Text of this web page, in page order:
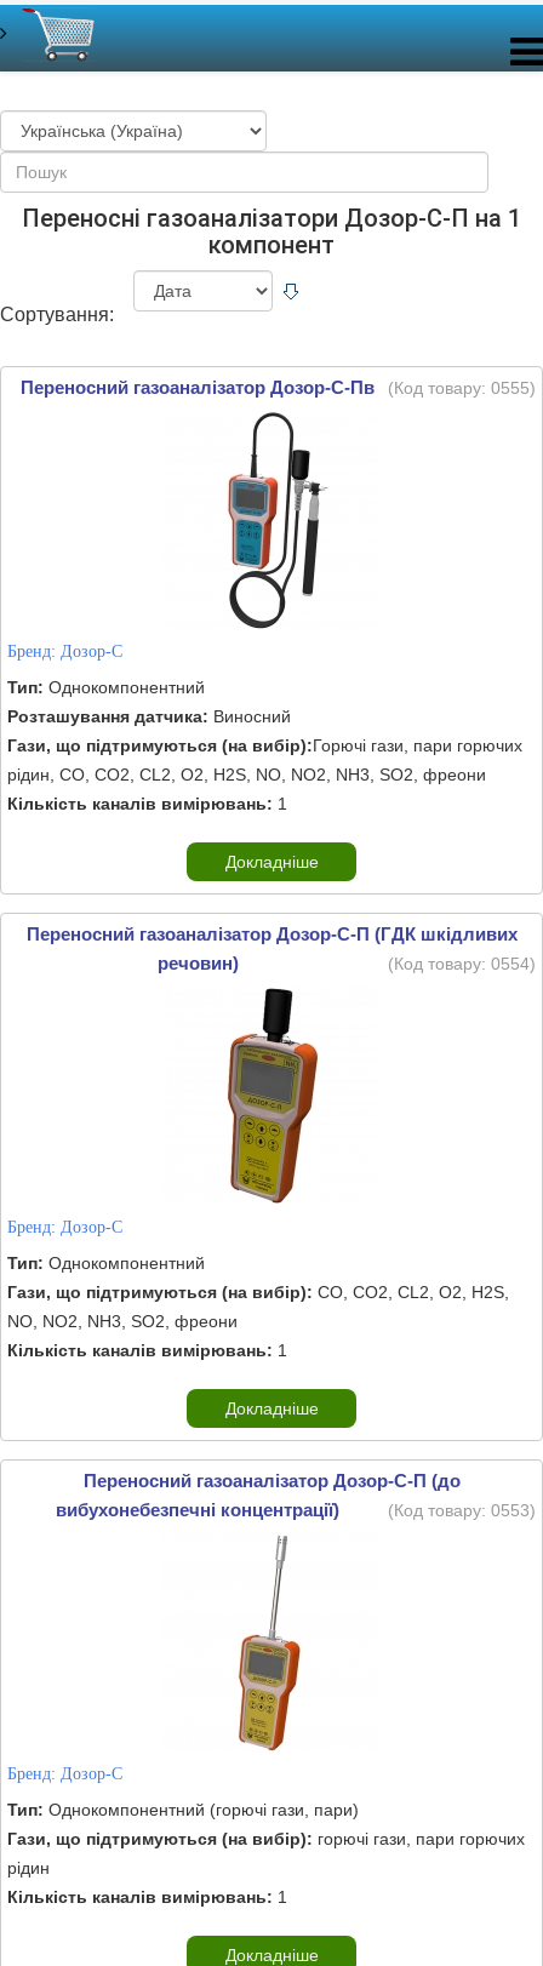
Переносні газоаналізатори Дозор-С-П на 1
компонент
Сортування:
Переносний газоаналізатор Дозор-С-Пв (Код товару: 0555)
Бренд: Дозор-С
Тип: Однокомпонентний
Розташування датчика: Виносний
Гази, що підтримуються (на вибір):Горючі гази, пари горючих
рідин, CO, CO2, CL2, O2, H2S, NO, NO2, NH3, SO2, фреони
Кількість каналів вимірювань: 1
Докладніше
Переносний газоаналізатор Дозор-С-П (ГДК шкідливих
речовин)
(Код товару: 0554)
Бренд: Дозор-С
Тип: Однокомпонентний
Гази, що підтримуються (на вибір): CO, CO2, CL2, O2, H2S,
NO, NO2, NH3, SO2, фреони
Кількість каналів вимірювань: 1
Докладніше
Переносний газоаналізатор Дозор-С-П (до
вибухонебезпечні концентрації)
(Код товару: 0553)
Бренд: Дозор-С
Тип: Однокомпонентний (горючі гази, пари)
Гази, що підтримуються (на вибір): горючі гази, пари горючих
рідин
Кількість каналів вимірювань: 1
Докладніше